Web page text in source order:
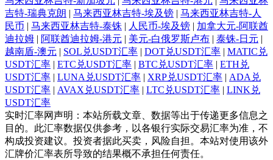
吉特-瑞典克朗 | 马来西亚林吉特-埃及镑 | 马来西亚林吉特-人
民币 | 马来西亚林吉特-泰铢 | 人民币-埃及镑 | 加拿大元-阿联酋
迪拉姆 | 阿联酋迪拉姆-港元 | 美元-白俄罗斯卢布 | 泰铢-日元 |
越南盾-澳元 | SOL兑USDT汇率 | DOT兑USDT汇率 | MATIC兑
USDT汇率 | ETC兑USDT汇率 | BTC兑USDT汇率 | ETH兑
USDT汇率 | LUNA兑USDT汇率 | XRP兑USDT汇率 | ADA兑
USDT汇率 | AVAX兑USDT汇率 | LTC兑USDT汇率 | LINK兑
USDT汇率
实时汇率网声明：本站所载文章、数据等出于传递更多信息之
目的。此汇率数据仅供参考，以各银行实际交易汇率为准，不
构成投资建议。投资者据此买卖，风险自担。本站对使用该外
汇牌价汇率表所导致的结果概不承担任何责任。